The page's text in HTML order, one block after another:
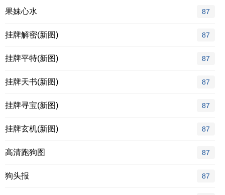
果妹心水 87
挂牌解密(新图) 87
挂牌平特(新图) 87
挂牌天书(新图) 87
挂牌寻宝(新图) 87
挂牌玄机(新图) 87
高清跑狗图 87
狗头报 87